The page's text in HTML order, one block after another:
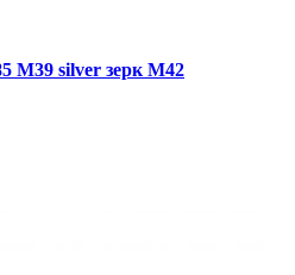
М39 silver зерк М42